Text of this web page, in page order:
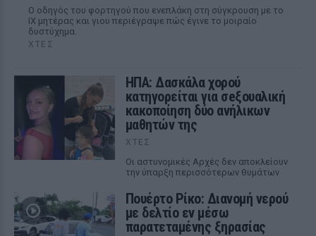
Ο οδηγός του φορτηγού που ενεπλάκη στη σύγκρουση με το
ΙΧ μητέρας και γιου περιέγραψε πώς έγινε το μοιραίο
δυστύχημα.
ΧΤΕΣ
ΗΠΑ: Δασκάλα χορού
κατηγορείται για σeξουαλική
κακοποίηση δύο ανήλικων
μαθητών της
ΧΤΕΣ
Οι αστυνομικές Αρχές δεν αποκλείουν
την ύπαρξη περισσότερων θυμάτων
Πουέρτο Ρίκο: Διανομή νερού
με δελτίο εν μέσω
παρατεταμένης ξηρασίας